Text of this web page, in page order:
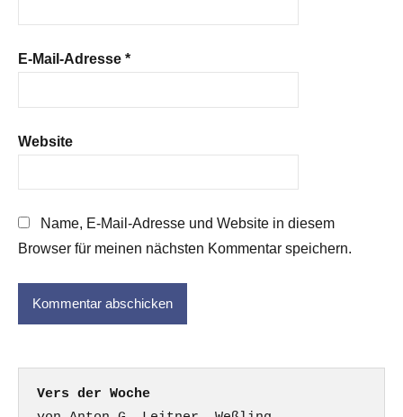
E-Mail-Adresse *
Website
Name, E-Mail-Adresse und Website in diesem
Browser für meinen nächsten Kommentar speichern.
Vers der Woche